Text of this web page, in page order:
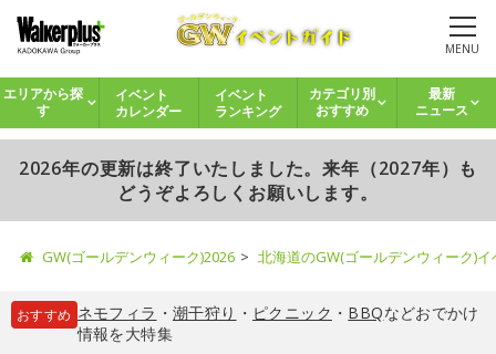
MENU
エリアから探
す
イベント
カレンダー
イベント
ランキング
カテゴリ別
おすすめ
最新
ニュース
2026年の更新は終了いたしました。来年（2027年）も
どうぞよろしくお願いします。
GW(ゴールデンウィーク)2026 北海道のGW(ゴールデンウィーク)
おすすめ ネモフィラ ・ 潮干狩り ・ ピクニック ・ BBQなどおでかけ
情報を大特集